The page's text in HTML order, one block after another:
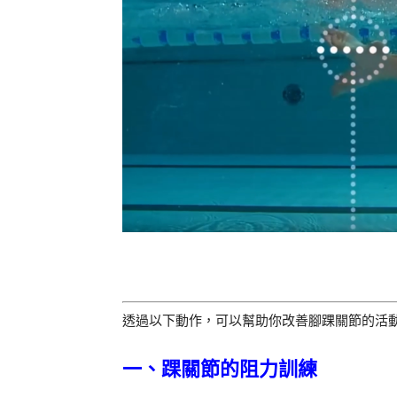
透過以下動作，可以幫助你改善腳踝關節的活
一、踝關節的阻力訓練